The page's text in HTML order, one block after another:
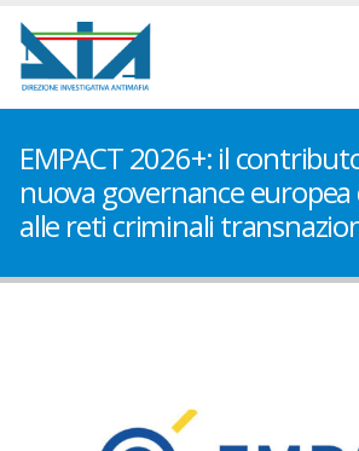
EMPACT 2026+: il
nuova governance
alle reti criminali